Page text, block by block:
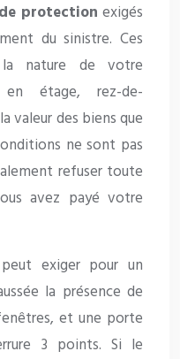
protection exigés
du sinistre. Ces
la nature de votre
en étage, rez-de-
valeur des biens que
ne sont pas
refuser toute
avez payé votre
exiger pour un
la présence de
et une porte
3 points. Si le